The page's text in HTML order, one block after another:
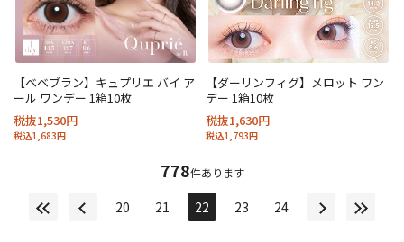
【ベベブラン】キュプリエ バイ ア
ール ワンデー 1箱10枚
税抜1,530円
税込1,683円
【ダーリンフィグ】メロット ワン
デー 1箱10枚
税抜1,630円
税込1,793円
778件あります
20 21 22 23 24